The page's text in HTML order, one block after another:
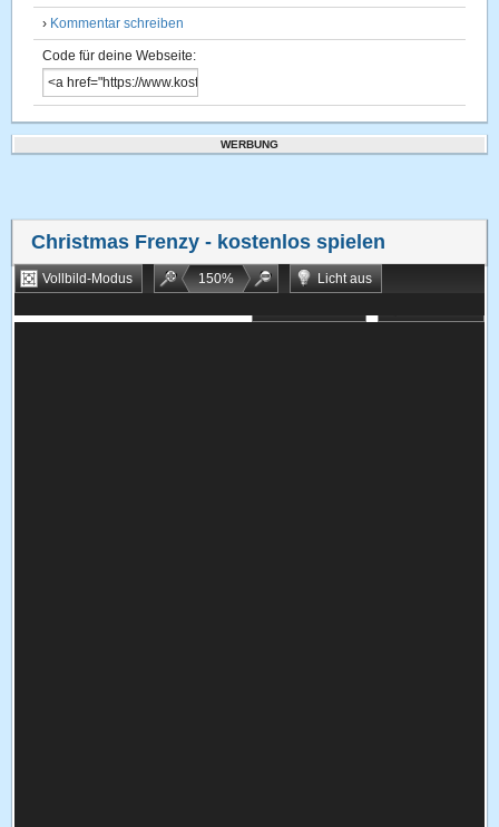
› Kommentar schreiben
Code für deine Webseite:
WERBUNG
Christmas Frenzy - kostenlos spielen
Vollbild-Modus 150%
Licht aus